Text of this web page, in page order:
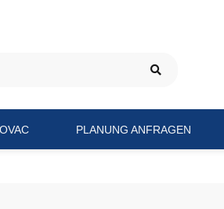
PLANUNG ANFRAGEN